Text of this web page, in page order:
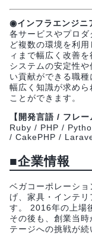
◉インフラエンジニ
各サービスやプロ
ど複数の環境を利
ィまで幅広く改善を
システムの安定性
い貢献ができる職種
幅広く知識が求め
ことができます。
【開発言語 / フレー
Ruby / PHP /
/ CakePHP /
■企業情報
ベガコーポレーシ
げ、家具・インテ
す。 2016年の上場
その後も、創業当
テージへの挑戦が続